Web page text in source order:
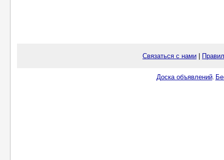
Связаться с нами
Доска объявлений.